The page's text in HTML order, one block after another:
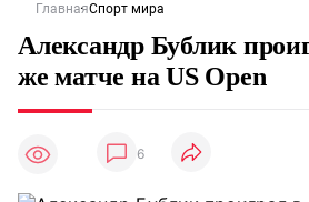
ГлавнаяСпорт мира
Александр Бублик
же матче на US Open
6